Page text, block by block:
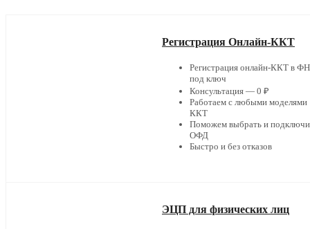
Регистрация Онлайн-ККТ
Регистрация онлайн-ККТ в
под ключ
Консультация — 0 ₽
Работаем с любыми моделями
ККТ
Поможем выбрать и
ОФД
Быстро и без отказов
ЭЦП для физических лиц